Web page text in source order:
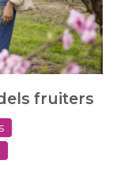
fruiters